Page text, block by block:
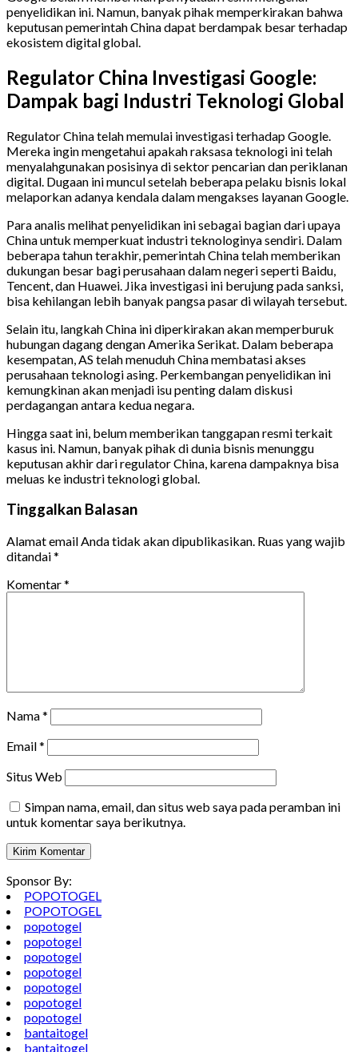
penyelidikan ini. Namun, banyak pihak memperkirakan bahwa
keputusan pemerintah China dapat berdampak besar terhadap
ekosistem digital global.
Regulator China Investigasi Google:
Dampak bagi Industri Teknologi Global
Regulator China telah memulai investigasi terhadap Google.
Mereka ingin mengetahui apakah raksasa teknologi ini telah
menyalahgunakan posisinya di sektor pencarian dan periklanan
digital. Dugaan ini muncul setelah beberapa pelaku bisnis lokal
melaporkan adanya kendala dalam mengakses layanan Google.
Para analis melihat penyelidikan ini sebagai bagian dari upaya
China untuk memperkuat industri teknologinya sendiri. Dalam
beberapa tahun terakhir, pemerintah China telah memberikan
dukungan besar bagi perusahaan dalam negeri seperti Baidu,
Tencent, dan Huawei. Jika investigasi ini berujung pada sanksi,
bisa kehilangan lebih banyak pangsa pasar di wilayah tersebut.
Selain itu, langkah China ini diperkirakan akan memperburuk
hubungan dagang dengan Amerika Serikat. Dalam beberapa
kesempatan, AS telah menuduh China membatasi akses
perusahaan teknologi asing. Perkembangan penyelidikan ini
kemungkinan akan menjadi isu penting dalam diskusi
perdagangan antara kedua negara.
Hingga saat ini, belum memberikan tanggapan resmi terkait
kasus ini. Namun, banyak pihak di dunia bisnis menunggu
keputusan akhir dari regulator China, karena dampaknya bisa
meluas ke industri teknologi global.
Tinggalkan Balasan
Alamat email Anda tidak akan dipublikasikan. Ruas yang wajib
ditandai*
Komentar*
Nama*
Email*
Situs Web
Simpan nama, email, dan situs web saya pada peramban ini
untuk komentar saya berikutnya.
Sponsor By:
POPOTOGEL
POPOTOGEL
popotogel
popotogel
popotogel
popotogel
popotogel
popotogel
popotogel
bantaitogel
bantaitogel